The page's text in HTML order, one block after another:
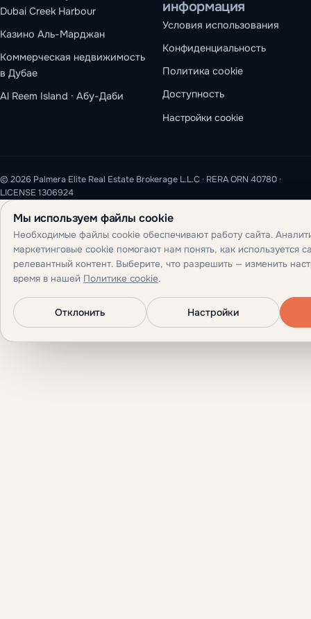
Dubai Creek Harbour
Казино Аль-Марджан
Коммерческая недвижимость
в Дубае
Al Reem Island · Абу-Даби
информация
Условия использования
Конфиденциальность
Политика cookie
Доступность
Настройки cookie
© 2026 Palmera Elite Real Estate Brokerage L.L.C · RERA ORN 40780 ·
LICENSE 1306924
Мы используем файлы cookie
Необходимые файлы cookie обеспечивают работу сайта.
маркетинговые cookie помогают нам понять, как используется
релевантный контент. Выберите, что разрешить — изменить
время в нашей Политике cookie.
Отклонить Настройки